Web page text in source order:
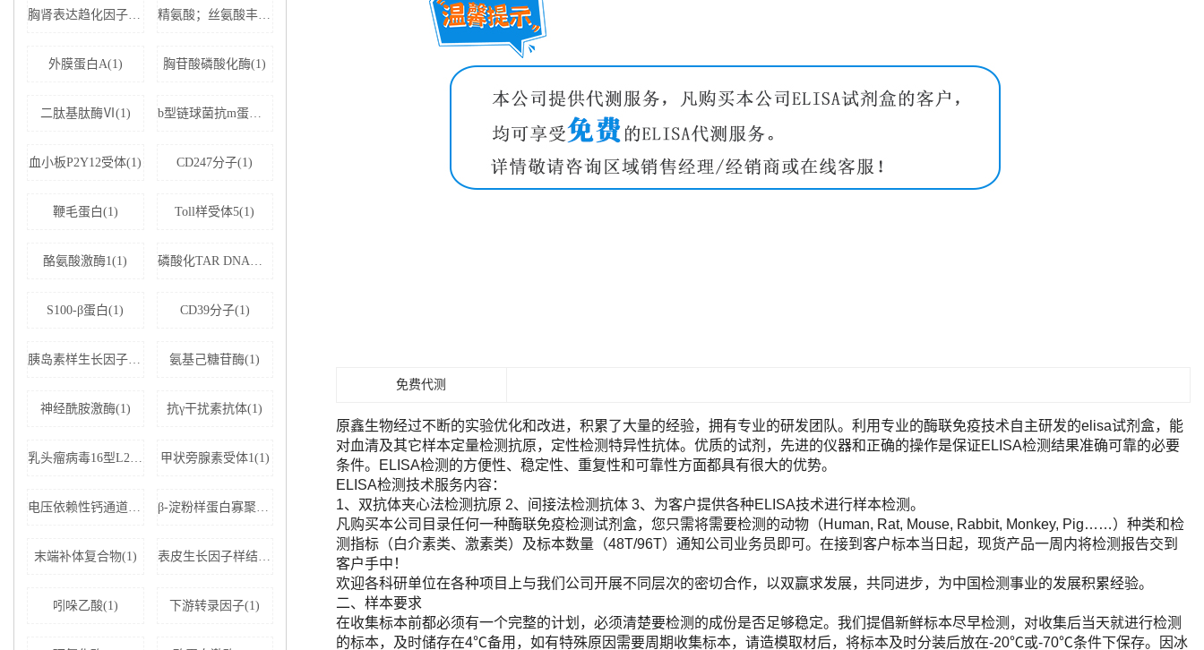
胸肾表达趋化因子(1) 精氨酸；丝氨酸丰富剪接因子1(1)
外膜蛋白A(1) 胸苷酸磷酸化酶(1)
二肽基肽酶Ⅵ(1) b型链球菌抗m蛋白抗体(1)
血小板P2Y12受体(1) CD247分子(1)
鞭毛蛋白(1) Toll样受体5(1)
酪氨酸激酶1(1) 磷酸化TAR DNA结合蛋白43(1)
S100-β蛋白(1) CD39分子(1)
胰岛素样生长因子结合蛋白5(1) 氨基己糖苷酶(1)
神经酰胺激酶(1) 抗γ干扰素抗体(1)
乳头瘤病毒16型L2蛋白(1) 甲状旁腺素受体1(1)
电压依赖性钙通道亚基α-2D1(1) β-淀粉样蛋白寡聚体(1)
末端补体复合物(1) 表皮生长因子样结构域蛋白7(1)
吲哚乙酸(1) 下游转录因子(1)
免费代测
原鑫生物经过不断的实验优化和改进，积累了大量的经验，拥有专业的研发团队。利用专业的酶联免疫技术自主研发的elisa试剂盒，能
对血清及其它样本定量检测抗原，定性检测特异性抗体。优质的试剂，先进的仪器和正确的操作是保证ELISA检测结果准确可靠的必要
条件。ELISA检测的方便性、稳定性、重复性和可靠性方面都具有很大的优势。
ELISA检测技术服务内容：
1、双抗体夹心法检测抗原 2、间接法检测抗体 3、为客户提供各种ELISA技术进行样本检测。
凡购买本公司目录任何一种酶联免疫检测试剂盒，您只需将需要检测的动物（Human, Rat, Mouse, Rabbit, Monkey, Pig……）种类和检
测指标（白介素类、激素类）及标本数量（48T/96T）通知公司业务员即可。在接到客户标本当日起，现货产品一周内将检测报告交到
客户手中！
欢迎各科研单位在各种项目上与我们公司开展不同层次的密切合作，以双赢求发展，共同进步，为中国检测事业的发展积累经验。
二、样本要求
在收集标本前都必须有一个完整的计划，必须清楚要检测的成份是否足够稳定。我们提倡新鲜标本尽早检测，对收集后当天就进行检测
的标本，及时储存在4℃备用，如有特殊原因需要周期收集标本，请造模取材后，将标本及时分装后放在-20℃或-70℃条件下保存。因冰